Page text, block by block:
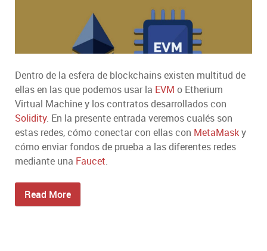
Dentro de la esfera de blockchains existen multitud de
ellas en las que podemos usar la EVM o Etherium
Virtual Machine y los contratos desarrollados con
Solidity. En la presente entrada veremos cualés son
estas redes, cómo conectar con ellas con MetaMasky
cómo enviar fondos de prueba a las diferentes redes
mediante una Faucet.
Read More